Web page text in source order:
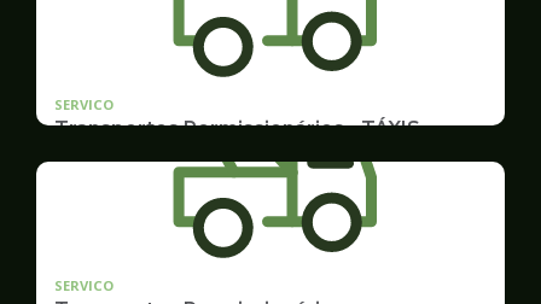
SERVICO
Transportes Permissionários - TÁXIS
SERVICO